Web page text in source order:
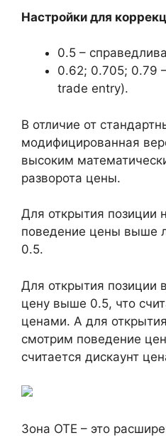
Настройки для
0.5 –
0.62; 0.705; 0.79
trade entry).
В отличие от
модифицированная
высоким
разворота цены.
Для открытия позиции
поведение цены выше
0.5.
Для открытия позиции
цену выше 0.5, что
ценами. А для
смотрим поведение
считается дискаунт
Зона ОТЕ – это